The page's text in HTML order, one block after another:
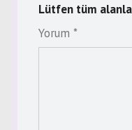
Lütfen tüm
Yorum *